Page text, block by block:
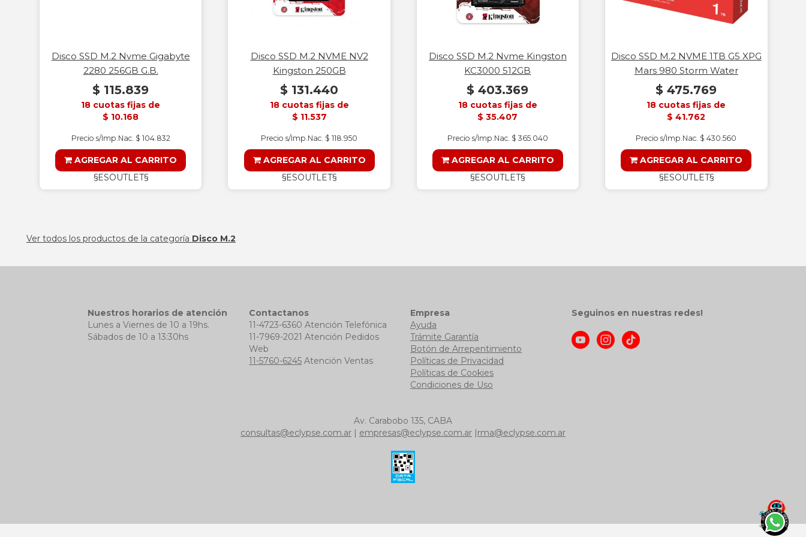
Disco SSD M.2 Nvme Gigabyte
2280 256GB G.B.
$ 115.839
18 cuotas fijas de
$ 10.168
Precio s/Imp.Nac. $ 104.832
AGREGAR AL CARRITO
§ESOUTLET§
Disco SSD M.2 NVME NV2
Kingston 250GB
$ 131.440
18 cuotas fijas de
$ 11.537
Precio s/Imp.Nac. $ 118.950
AGREGAR AL CARRITO
§ESOUTLET§
Disco SSD M.2 Nvme Kingston
KC3000 512GB
$ 403.369
18 cuotas fijas de
$ 35.407
Precio s/Imp.Nac. $ 365.040
AGREGAR AL CARRITO
§ESOUTLET§
Disco SSD M.2 NVME 1TB G5 XPG
Mars 980 Storm Water
$ 475.769
18 cuotas fijas de
$ 41.762
Precio s/Imp.Nac. $ 430.560
AGREGAR AL CARRITO
§ESOUTLET§
Ver todos los productos de la categoría Disco M.2
Nuestros horarios de atención
Lunes a Viernes de 10 a 19hs.
Sábados de 10 a 13:30hs
Contactanos
11-4723-6360 Atención Telefónica
11-7969-2021 Atención Pedidos
Web
11-5760-6245 Atención Ventas
Empresa
Ayuda
Trámite Garantía
Botón de Arrepentimiento
Políticas de Privacidad
Políticas de Cookies
Condiciones de Uso
Seguinos en nuestras redes!
Av. Carabobo 135, CABA
consultas@eclypse.com.ar | empresas@eclypse.com.ar |rma@eclypse.com.ar